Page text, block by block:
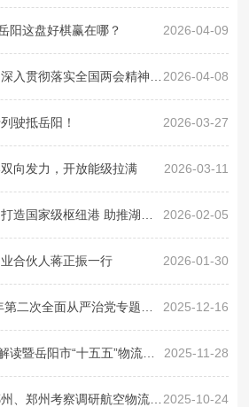
2026-04-09
阳这盘好棋赢在哪？
2026-04-08
精神 奋力构筑内陆地区改革开放高地@湖南日报
2026-03-27
驶抵岳阳！
2026-03-11
向发力，开放能级拉满
2026-02-05
级枢纽港 助推湖南高水平开放
2026-01-30
合伙人蒋正振一行
2025-12-16
次全面从严治党专题会商会
2025-11-28
“十五五”物流业发展规划座谈会举行
2025-10-24
郑州考察调研航空物流经验